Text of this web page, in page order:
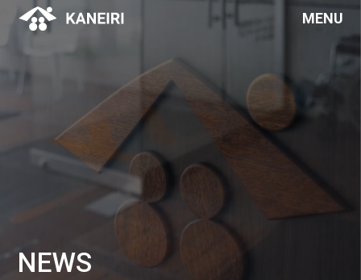
MENU
NEWS